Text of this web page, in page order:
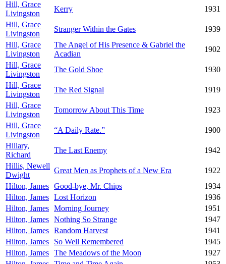
Hill, Grace
Livingston
Kerry
1931
Hill, Grace
Livingston
Stranger Within the Gates
1939
Hill, Grace
Livingston
The Angel of His Presence & Gabriel the
Acadian
1902
Hill, Grace
Livingston
The Gold Shoe
1930
Hill, Grace
Livingston
The Red Signal
1919
Hill, Grace
Livingston
Tomorrow About This Time
1923
Hill, Grace
Livingston
“A Daily Rate.”
1900
Hillary,
Richard
The Last Enemy
1942
Hillis, Newell
Dwight
Great Men as Prophets of a New Era
1922
Hilton, James Good-bye, Mr. Chips
1934
Hilton, James Lost Horizon
1936
Hilton, James Morning Journey
1951
Hilton, James Nothing So Strange
1947
Hilton, James Random Harvest
1941
Hilton, James
So Well Remembered
1945
Hilton, James The Meadows of the Moon
1927